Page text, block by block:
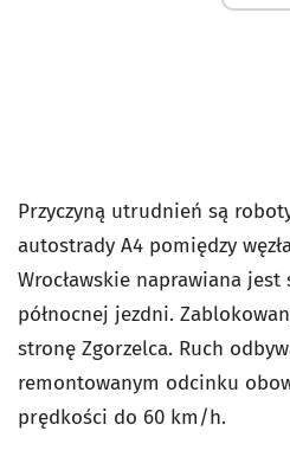
Przyczyną utrudnień są
autostrady A4 pomiędzy
Wrocławskie naprawiana
północnej jezdni.
stronę Zgorzelca. Ruch
remontowanym odcinku
prędkości do 60 km/h.